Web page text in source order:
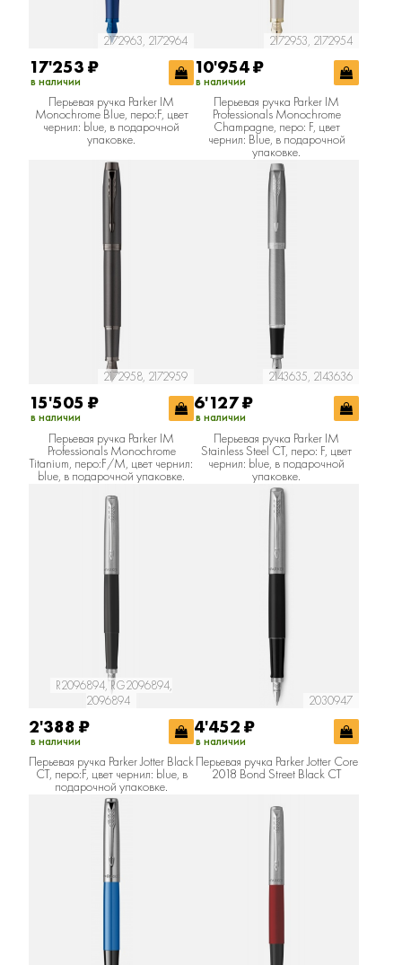
2172963, 2172964
17'253 ₽
в наличии
Перьевая ручка Parker IM
Monochrome Blue, перо:F, цвет
чернил: blue, в подарочной
упаковке.
2172953, 2172954
10'954₽
в наличии
Перьевая ручка Parker IM
Professionals Monochrome
Champagne, перо: F, цвет
чернил: Blue, в подарочной
упаковке.
2172958, 2172959
15'505 ₽
в наличии
Перьевая ручка Parker IM
Professionals Monochrome
Titanium, перо:F/M, цвет чернил:
blue, в подарочной упаковке.
2143635, 2143636
6'127₽
в наличии
Перьевая ручка Parker IM
Stainless Steel CT, перо: F, цвет
чернил: blue, в подарочной
упаковке.
R2096894, RG2096894,
2096894
2'388 ₽
в наличии
Перьевая ручка Parker Jotter Black
CT, перо:F, цвет чернил: blue, в
подарочной упаковке.
2030947
4'452 ₽
в наличии
Перьевая ручка Parker Jotter Core
2018 Bond Street Black CT